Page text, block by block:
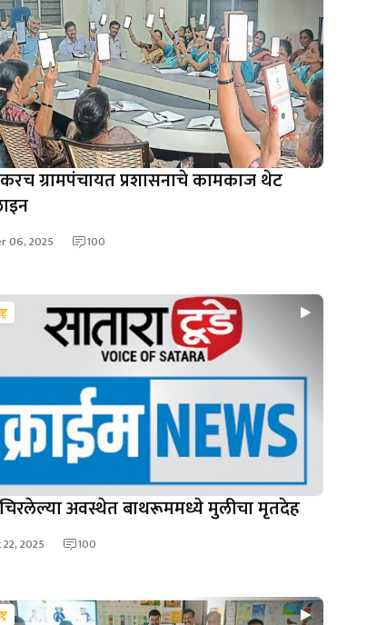
ग्रामपंचायत प्रशासनाचे कामकाज थेट
06, 2025 100
अवस्थेत बाथरूममध्ये मुलीचा मृतदेह
2025 100